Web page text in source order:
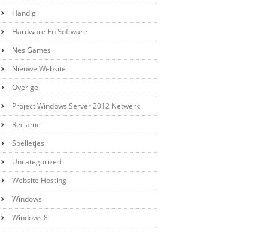
Handig
Hardware En Software
Nes Games
Nieuwe Website
Overige
Project Windows Server 2012 Netwerk
Reclame
Spelletjes
Uncategorized
Website Hosting
Windows
Windows 8